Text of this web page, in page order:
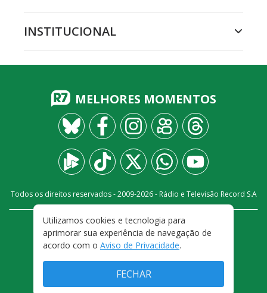
INSTITUCIONAL
MELHORES MOMENTOS
Todos os direitos reservados - 2009-2026- Rádio e Televisão Record S.A
FALE CONOSCO
PRIVACIDADE
TERMOS E CONDIÇÕES DE USO
Utilizamos cookies e tecnologia para
aprimorar sua experiência de navegação de
acordo com o Aviso de Privacidade.
FECHAR